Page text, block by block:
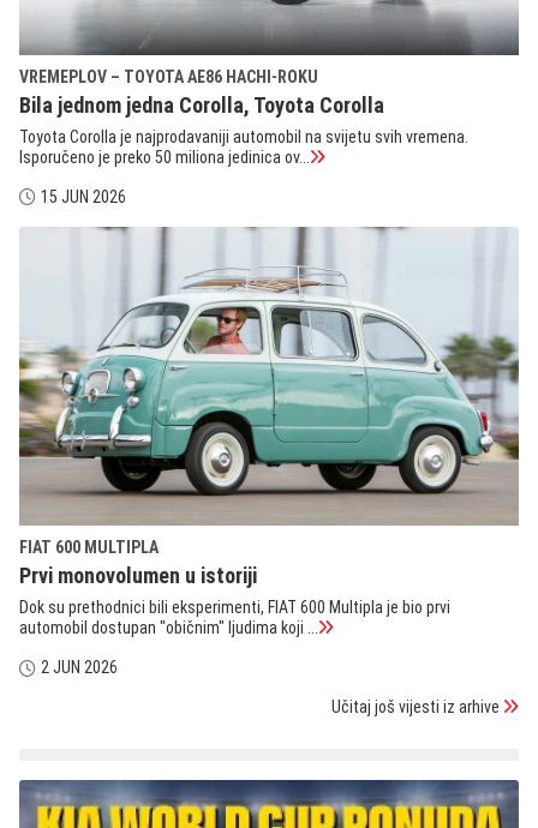
VREMEPLOV – TOYOTA AE86 HACHI-ROKU
Bila jednom jedna Corolla, Toyota Corolla
Toyota Corolla je najprodavaniji automobil na svijetu svih vremena.
Isporučeno je preko 50 miliona jedinica ov...
15 JUN 2026
FIAT 600 MULTIPLA
Prvi monovolumen u istoriji
Dok su prethodnici bili eksperimenti, FIAT 600 Multipla je bio prvi
automobil dostupan "običnim" ljudima koji ...
2 JUN 2026
Učitaj još vijesti iz arhive